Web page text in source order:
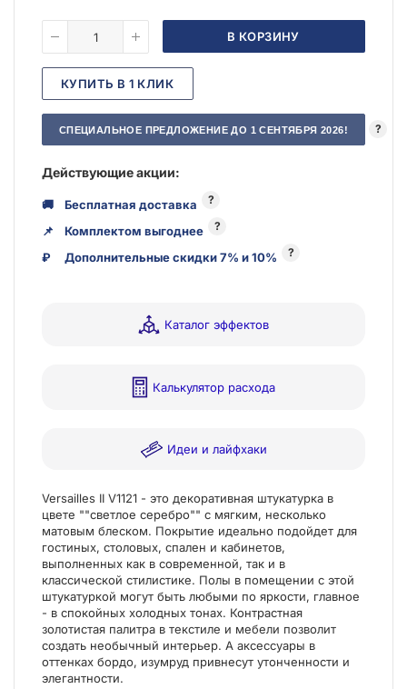
В КОРЗИНУ
КУПИТЬ В 1 КЛИК
СПЕЦИАЛЬНОЕ ПРЕДЛОЖЕНИЕ ДО 1 СЕНТЯБРЯ 2026! ?
Действующие акции:
🚚 Бесплатная доставка ?
📌 Комплектом выгоднее ?
₽ Дополнительные скидки 7% и 10% ?
Каталог эффектов
Калькулятор расхода
Идеи и лайфхаки
Versailles II V1121 - это декоративная штукатурка в
цвете ""светлое серебро"" с мягким, несколько
матовым блеском. Покрытие идеально подойдет для
гостиных, столовых, спален и кабинетов,
выполненных как в современной, так и в
классической стилистике. Полы в помещении с этой
штукатуркой могут быть любыми по яркости, главное
- в спокойных холодных тонах. Контрастная
золотистая палитра в текстиле и мебели позволит
создать необычный интерьер. А аксессуары в
оттенках бордо, изумруд привнесут утонченности и
элегантности.